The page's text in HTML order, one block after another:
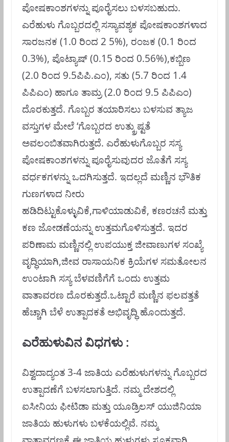
ಪೋಷಕಾಂಶಗಳನ್ನು ಪೂರೈಸಲು ಬಳಸಬಹುದು.
ಎರೆಹುಳು ಗೊಬ್ಬರದಲ್ಲಿ ಸಸ್ಯಾವಶ್ಯಕ ಪೋಷಕಾಂಶಗಳಾದ
ಸಾರಜನಕ (1.0 ರಿಂದ 2 5%), ರಂಜಕ (0.1 ರಿ೦ದ
0.3%), ಪೊಟ್ಯಾಷ್‌ (0.15 ರಿಂದ 0.56%),ಕಬ್ಬಿಣ
(2.0 ರಿಂದ 9.5ಪಿಪಿ.ಎ೦), ಸತು (5.7 ರಿಂದ 1.4
ಪಿಪಿಎ೦) ಹಾಗೂ ತಾಮ್ರ (2.0 ರಿಂದ 9.5 ಪಿಪಿಎಂ)
ದೊರಕುತ್ತದೆ. ಗೊಬ್ಬರ ತಯಾರಿಸಲು ಬಳಸುವ ತ್ಯಾಜ
ವಸ್ತುಗಳ ಮೇಲೆ ‘ಗೊಬ್ಬರದ ಉತ್ಕ್ರುಷ್ಟತೆ
ಅವಲಂಬಿತವಾಗಿರುತ್ತದೆ. ಎರೆಹುಳುಗೊಬ್ಬರ ಸಸ್ಯ
ಪೋಷಕಾಂಶಗಳನ್ನು ಪೂರೈಸುವುದರ ಜೊತೆಗೆ ಸಸ್ಯ
ವರ್ಧಕಗಳನ್ನು ಒದಗಿಸುತ್ತದೆ. ಇದಲ್ಲದೆ ಮಣ್ಣಿನ ಭೌತಿಕ
ಗುಣಗಳಾದ ನೀರು
ಹಡಿದಿಟ್ಟುಕೊಳ್ಳುವಿಕೆ,ಗಾಳಿಯಾಡುವಿಕೆ, ಕಣರಚನೆ ಮತ್ತು
ಕಣ ಜೋಡಣೆಯನ್ನು ಉತ್ತಮಗೊಳಿಸುತ್ತದೆ. ಇದರ
ಪರಿಣಾಮ ಮಣ್ಣಿನಲ್ಲಿ ಉಪಯುಕ್ತ ಜೀವಾಣುಗಳ ಸಂಖ್ಯೆ
ವೃದ್ಧಿಯಾಗಿ,ಜೀವ ರಾಸಾಯನಿಕ ಕ್ರಿಯೆಗಳ ಸಮತೋಲನ
ಉಂಟಾಗಿ ಸಸ್ಯ ಬೆಳವಣಿಗೆಗೆ ಒಂದು ಉತ್ತಮ
ವಾತಾವರಣ ದೊರಕುತ್ತದೆ.ಒಟ್ಟಾರೆ ಮಣ್ಣಿನ ಫಲವತ್ತತೆ
ಹೆಚ್ಚಾಗಿ ಬೆಳೆ ಉತ್ಪಾದಕತೆ ಅಭಿವೃದ್ಧಿ ಹೊಂದುತ್ತದೆ.
ಎರೆಹುಳುವಿನ ವಿಧಗಳು :
ವಿಶ್ವದಾದ್ಯಂತ 3-4 ಜಾತಿಯ ಎರೆಹುಳುಗಳನ್ನು ಗೊಬ್ಬರದ
ಉತ್ಪಾದಣೆಗೆ ಬಳಸಲಾಗುತ್ತಿದೆ. ನಮ್ಮ ದೇಶದಲ್ಲಿ
ಐಸೀನಿಯ ಫೀಟಿಡಾ ಮತ್ತು ಯೂಡ್ರಿಲಸ್ ಯುಜಿನಿಯಾ
ಜಾತಿಯ ಹುಳುಗಳು ಬಳಕೆಯಲ್ಲಿವೆ. ನಮ್ಮ